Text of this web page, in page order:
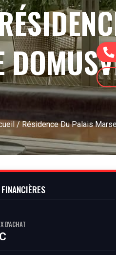
/ Résidence Du Palais
D'ACHAT